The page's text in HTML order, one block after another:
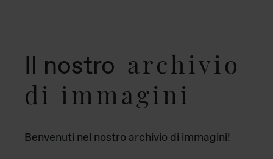
Il nostro archivio
di immagini
Benvenuti nel nostro archivio di immagini!